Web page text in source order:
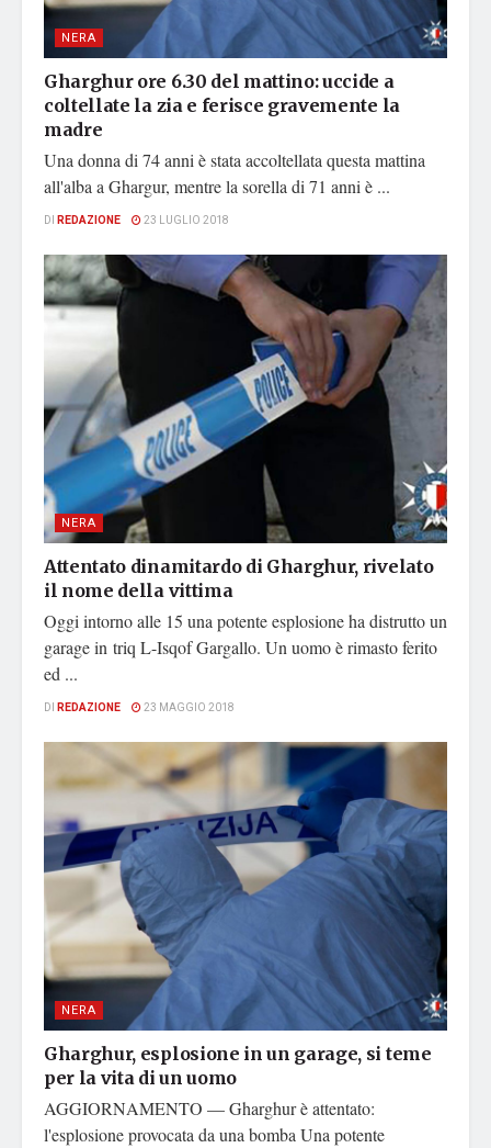
NERA
Gharghur ore 6.30 del mattino: uccide a
coltellate la zia e ferisce gravemente la
madre
Una donna di 74 anni è stata accoltellata questa mattina
all'alba a Ghargur, mentre la sorella di 71 anni è ...
DI REDAZIONE 23 LUGLIO 2018
NERA
Attentato dinamitardo di Gharghur, rivelato
il nome della vittima
Oggi intorno alle 15 una potente esplosione ha distrutto un
garage in triq L-Isqof Gargallo. Un uomo è rimasto ferito
ed ...
DI REDAZIONE 23 MAGGIO 2018
NERA
Gharghur, esplosione in un garage, si teme
per la vita di un uomo
AGGIORNAMENTO — Gharghur è attentato:
l'esplosione provocata da una bomba Una potente